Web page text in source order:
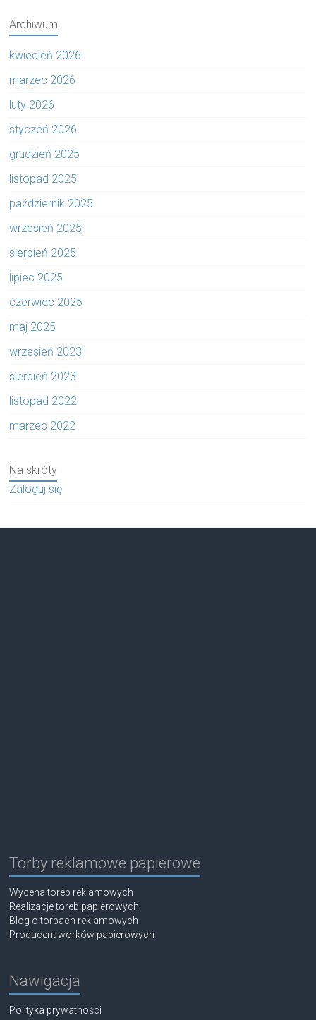
Archiwum
kwiecień 2026
marzec 2026
luty 2026
styczeń 2026
grudzień 2025
listopad 2025
październik 2025
wrzesień 2025
sierpień 2025
lipiec 2025
czerwiec 2025
maj 2025
wrzesień 2023
sierpień 2023
listopad 2022
marzec 2022
Na skróty
Zaloguj się
Torby reklamowe papierowe
Wycena toreb reklamowych
Realizacje toreb papierowych
Blog o torbach reklamowych
Producent worków papierowych
Nawigacja
Polityka prywatności